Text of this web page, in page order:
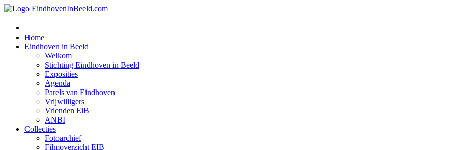
Home
Eindhoven in Beeld
Welkom
Stichting Eindhoven in Beeld
Exposities
Agenda
Parels van Eindhoven
Vrijwilligers
Vrienden EiB
ANBI
Collecties
Fotoarchief
Filmoverzicht EIB